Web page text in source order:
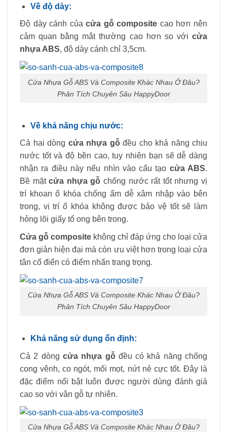
Về độ dày:
Độ dày cánh củacửa gỗ composite cao hơn nên
cảm quan bằng mắt thường cao hơn so với cửa
nhựa ABS, độ dày cánh chỉ 3,5cm.
Cửa Nhựa Gỗ ABS Và Composite Khác Nhau Ở Đâu?
Phân Tích Chuyên Sâu HappyDoor
Về khả năng chịu nước:
Cả hai dòng cửa nhựa gỗđều cho khả năng chịu
nước tốt và độ bền cao, tuy nhiên bạn sẽ dễ dàng
nhận ra điều này nếu nhìn vào cấu tạo cửa ABS.
Bề mặtcửa nhựa gỗ chống nước rất tốt nhưng vị
trí khoan ổ khóa chống ẩm dễ xâm nhập vào bên
trong, vị trí ổ khóa không được bảo vệ tốt sẽ làm
hỏng lõi giấy tổ ong bên trong.
Cửa gỗ composite không chỉ đáp ứng cho loại cửa
đơn giản hiện đại mà còn ưu việt hơn trong loại cửa
tân cổ điển có điểm nhấn trang trọng.
Cửa Nhựa Gỗ ABS Và Composite Khác Nhau Ở Đâu?
Phân Tích Chuyên Sâu HappyDoor
Khả năng sử dụng ổn định:
Cả 2 dòng cửa nhựa gỗđều có khả năng chống
cong vênh, co ngót, mối mọt, nứt nẻ cực tốt. Đây là
đặc điểm nổi bật luôn được người dùng đánh giá
cao so với vân gỗ tự nhiên.
Cửa Nhựa Gỗ ABS Và Composite Khác Nhau Ở Đâu?